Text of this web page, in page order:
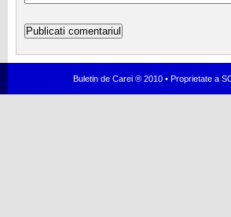
Buletin de Carei ® 2010 • Proprietate a